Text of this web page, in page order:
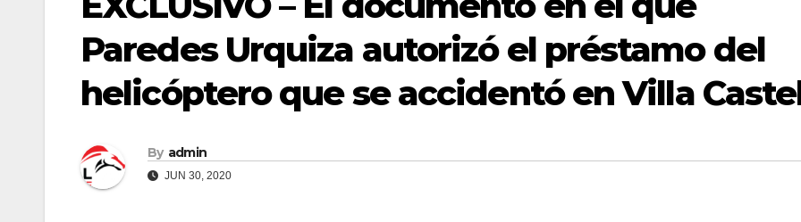
Paredes Urquiza autorizó el préstamo del
helicóptero que se accidentó en Villa
By admin
JUN 30, 2020